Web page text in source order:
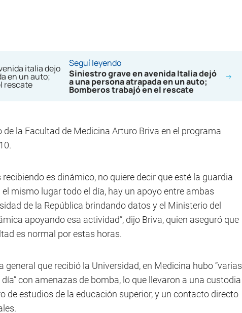
Seguí leyendo
Siniestro grave en avenida Italia dejó
a una persona atrapada en un auto;
Bomberos trabajó en el rescate
de la Facultad de Medicina Arturo Briva en el programa
recibiendo es dinámico, no quiere decir que esté la guardia
mismo lugar todo el día, hay un apoyo entre ambas
de la República brindando datos y el Ministerio del
apoyando esa actividad”, dijo Briva, quien aseguró que
es normal por estas horas.
general que recibió la Universidad, en Medicina hubo “varias
día” con amenazas de bomba, lo que llevaron a una custodia
de estudios de la educación superior, y un contacto directo